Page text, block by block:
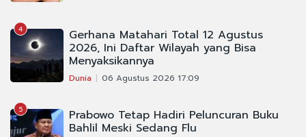
4 Gerhana Matahari Total 12 Agustus
2026, Ini Daftar Wilayah yang Bisa
Menyaksikannya
Dunia 06 Agustus 2026 17:09
5 Prabowo Tetap Hadiri Peluncuran Buku
Bahlil Meski Sedang Flu